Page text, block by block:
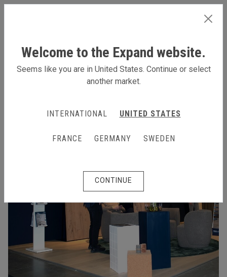
Welcome to the Expand website.
Seems like you are in United States. Continue or select
another market.
INTERNATIONAL UNITED STATES
FRANCE GERMANY SWEDEN
CONTINUE